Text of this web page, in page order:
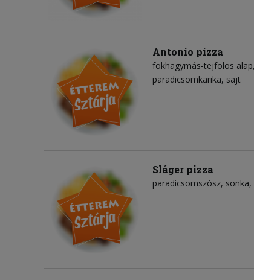
Antonio pizza
fokhagymás-tejfölös alap
paradicsomkarika sajt
Sláger pizza
paradicsomszósz sonka